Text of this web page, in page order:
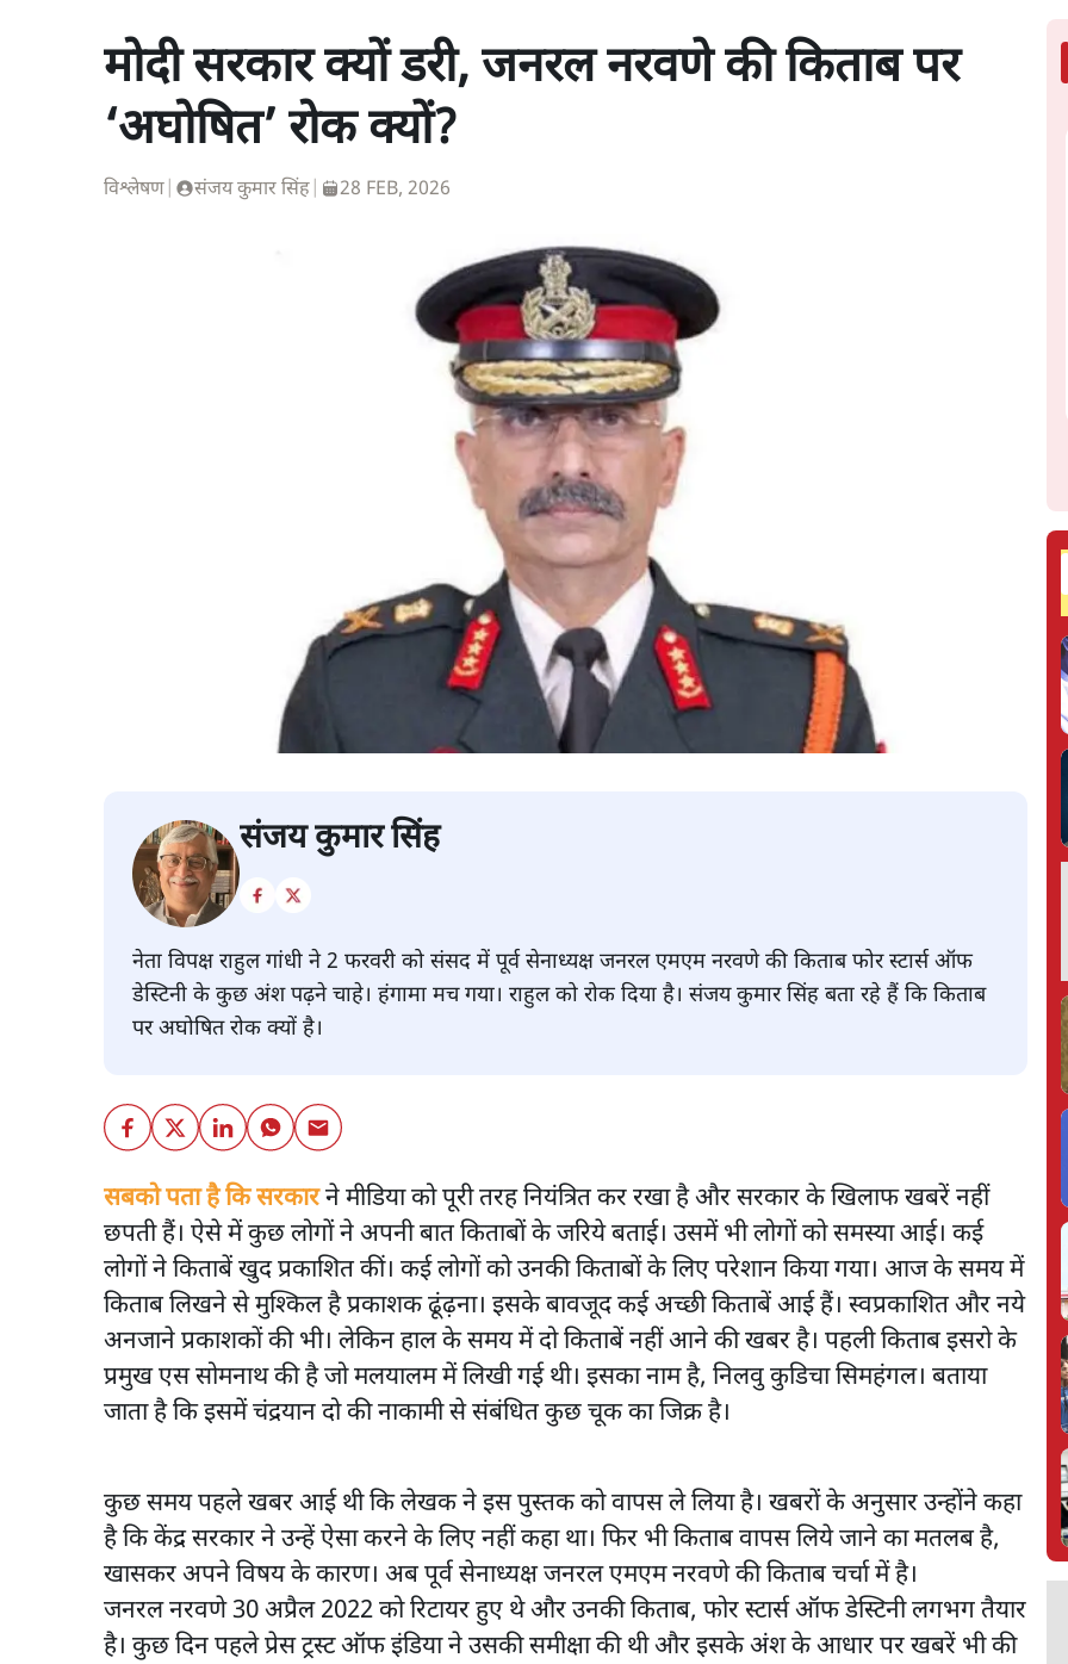
मोदी सरकार क्यों डरी, जनरल नरवणे की किताब पर
‘अघोषित’ रोक क्यों?
विश्लेषण संजय कुमार सिंह 28 FEB, 2026
संजय कुमार सिंह
नेता विपक्ष राहुल गांधी ने 2 फरवरी को संसद में पूर्व सेनाध्यक्ष जनरल एमएम नरवणे की किताब फोर स्टार्स ऑफ
डेस्टिनी के कुछ अंश पढ़ने चाहे। हंगामा मच गया। राहुल को रोक दिया है। संजय कुमार सिंह बता रहे हैं कि किताब
पर अघोषित रोक क्यों है।
सबको पता है कि सरकारने मीडिया को पूरी तरह नियंत्रित कर रखा है और सरकार के खिलाफ खबरें नहीं
छपती हैं। ऐसे में कुछ लोगों ने अपनी बात किताबों के जरिये बताई। उसमें भी लोगों को समस्या आई। कई
लोगों ने किताबें खुद प्रकाशित कीं। कई लोगों को उनकी किताबों के लिए परेशान किया गया। आज के समय में
किताब लिखने से मुश्किल है प्रकाशक ढूंढ़ना। इसके बावजूद कई अच्छी किताबें आई हैं। स्वप्रकाशित और नये
अनजाने प्रकाशकों की भी। लेकिन हाल के समय में दो किताबें नहीं आने की खबर है। पहली किताब इसरो के
प्रमुख एस सोमनाथ की है जो मलयालम में लिखी गई थी। इसका नाम है, निलवु कुडिचा सिमहंगल। बताया
जाता है कि इसमें चंद्रयान दो की नाकामी से संबंधित कुछ चूक का जिक्र है।
कुछ समय पहले खबर आई थी कि लेखक ने इस पुस्तक को वापस ले लिया है। खबरों के अनुसार उन्होंने कहा
है कि केंद्र सरकार ने उन्हें ऐसा करने के लिए नहीं कहा था। फिर भी किताब वापस लिये जाने का मतलब है,
खासकर अपने विषय के कारण। अब पूर्व सेनाध्यक्ष जनरल एमएम नरवणे की किताब चर्चा में है।
जनरल नरवणे 30 अप्रैल 2022 को रिटायर हुए थे और उनकी किताब, फोर स्टार्स ऑफ डेस्टिनी लगभग तैयार
है। कुछ दिन पहले प्रेस ट्रस्ट ऑफ इंडिया ने उसकी समीक्षा की थी और इसके अंश के आधार पर खबरें भी की